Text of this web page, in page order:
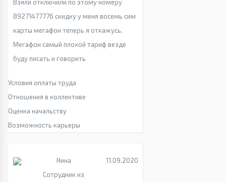
Взяли отключили по этому номеру
89271477776 скидку у меня восемь сим
карты мегафон теперь я откажусь.
Мегафон самый плохой тариф везде
буду писать и говорить
Условия оплаты труда
Отношения в коллективе
Оценка начальству
Возможность карьеры
Нина
Сотрудник из
11.09.2020